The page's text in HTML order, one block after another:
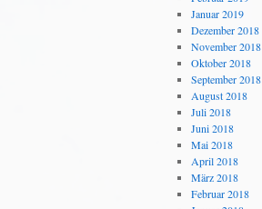
Januar 2019
Dezember 2018
November 2018
Oktober 2018
September 2018
August 2018
Juli 2018
Juni 2018
Mai 2018
April 2018
März 2018
Februar 2018